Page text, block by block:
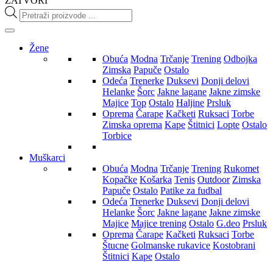
Products
search
Žene
Obuća Modna Trčanje Trening Odbojka
Zimska Papuče Ostalo
Odeća Trenerke Duksevi Donji delovi
Helanke Šorc Jakne lagane Jakne zimske
Majice Top Ostalo Haljine Prsluk
Oprema Čarape Kačketi Ruksaci Torbe
Zimska oprema Kape Štitnici Lopte Ostalo
Torbice
Muškarci
Obuća Modna Trčanje Trening Rukomet
Kopačke Košarka Tenis Outdoor Zimska
Papuče Ostalo Patike za fudbal
Odeća Trenerke Duksevi Donji delovi
Helanke Šorc Jakne lagane Jakne zimske
Majice Majice trening Ostalo G.deo Prsluk
Oprema Čarape Kačketi Ruksaci Torbe
Štucne Golmanske rukavice Kostobrani
Štitnici Kape Ostalo